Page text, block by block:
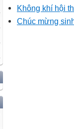
Không khí hội
Chúc mừng